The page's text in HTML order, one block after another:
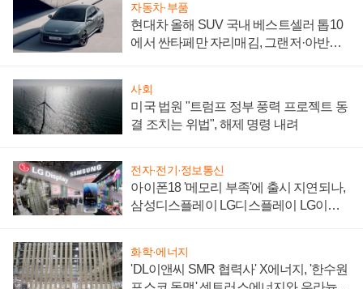
자동차·부품
현대차 올해 SUV 국내 베스트셀러 톱10
에서 싼타페만 자리매김, 그랜저·아반떼
사회
미국 법원 "트럼프 정부 풍력 프로젝트 동
결 조치는 위법", 해제 명령 내려
전자·전기·정보통신
아이폰18 '메모리 부족'에 출시 지연되나,
삼성디스플레이 LG디스플레이 LG이노
화학·에너지
'DL이앤씨 SMR 협력사' X에너지, '한수원